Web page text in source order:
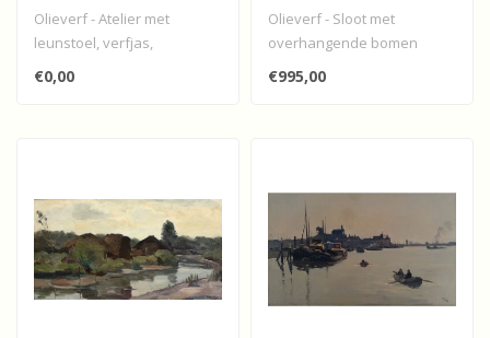
Olieverf - Atelier met
leunstoel, verfjas,
pantoffels en petje...
€0,00
Olieverf - Sloot met
overhangende bomen
€995,00